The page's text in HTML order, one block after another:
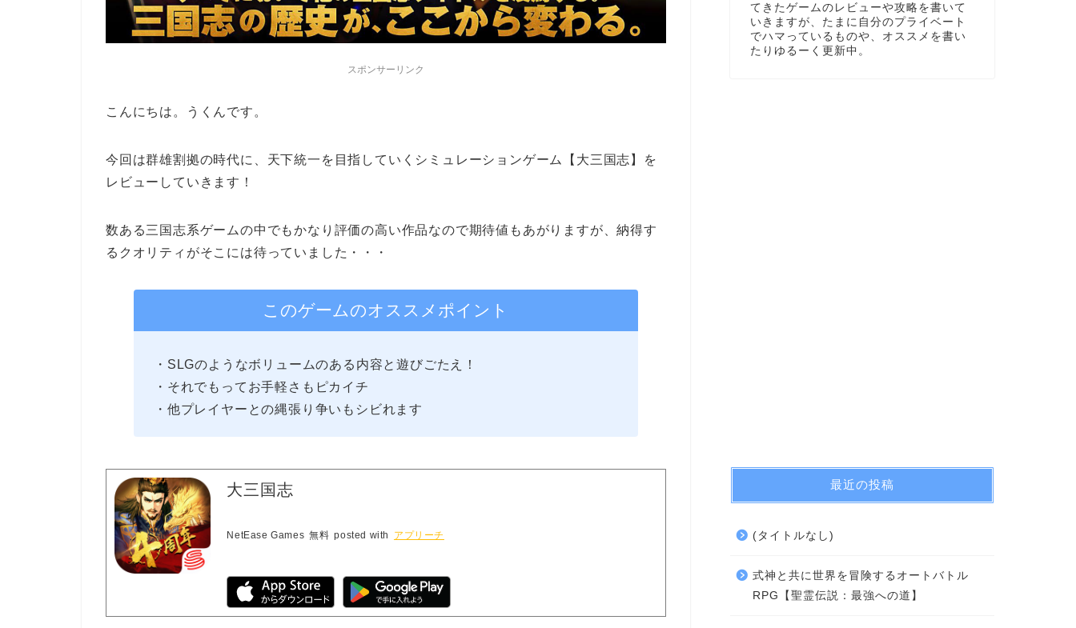
スポンサーリンク
こんにちは。うくんです。
今回は群雄割拠の時代に、天下統一を目指していくシミュレーションゲーム【大三国志】を
レビューしていきます！
数ある三国志系ゲームの中でもかなり評価の高い作品なので期待値もあがりますが、納得す
るクオリティがそこには待っていました・・・
このゲームのオススメポイント
・SLGのようなボリュームのある内容と遊びごたえ！
・それでもってお手軽さもピカイチ
・他プレイヤーとの縄張り争いもシビれます
大三国志
NetEase Games 無料 posted with アプリーチ
てきたゲームのレビューや攻略を書いて
いきますが、たまに自分のプライベート
でハマっているものや、オススメを書い
たりゆるーく更新中。
最近の投稿
(タイトルなし)
式神と共に世界を冒険するオートバトル
RPG【聖霊伝説：最強への道】